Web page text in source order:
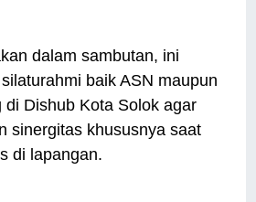
dalam sambutan, ini
baik ASN maupun
di Dishub Kota Solok agar
sinergitas khususnya saat
di lapangan.